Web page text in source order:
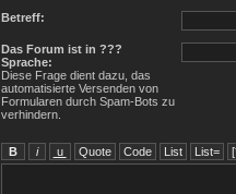
Betreff:
Das Forum ist in ???
Sprache:
Diese Frage dient dazu, das
automatisierte Versenden von
Formularen durch Spam-Bots zu
verhindern.